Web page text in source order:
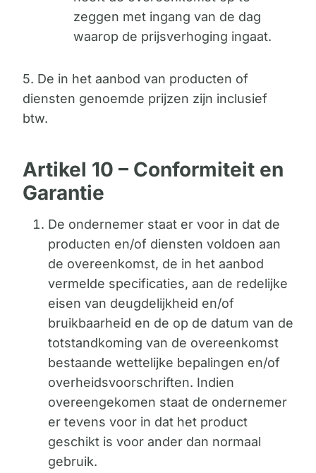
zeggen met ingang van de dag
waarop de prijsverhoging ingaat.
5. De in het aanbod van producten of
diensten genoemde prijzen zijn inclusief
btw.
Artikel 10 – Conformiteit en
Garantie
De ondernemer staat er voor in dat de
producten en/of diensten voldoen aan
de overeenkomst, de in het aanbod
vermelde specificaties, aan de redelijke
eisen van deugdelijkheid en/of
bruikbaarheid en de op de datum van de
totstandkoming van de overeenkomst
bestaande wettelijke bepalingen en/of
overheidsvoorschriften. Indien
overeengekomen staat de ondernemer
er tevens voor in dat het product
geschikt is voor ander dan normaal
gebruik.